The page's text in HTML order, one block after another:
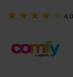
4.0